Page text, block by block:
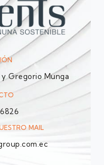
y Gregorio Munga
MAIL